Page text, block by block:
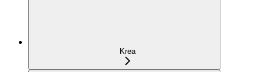
Krea